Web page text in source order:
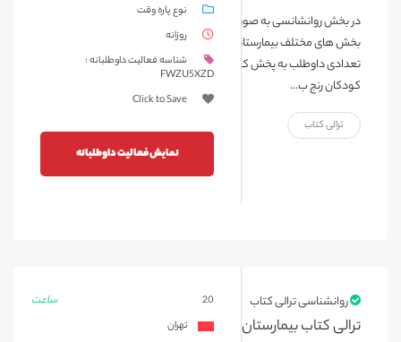
در بخش روانشانسی به صورت هفتگی و در روزهای خاص، ترالی کتاب در
بخش های مختلف بیمارستان که اجازه ورود به آنها وجود دارد، همراه با
تعدادی داوطلب به پخش کتاب برای کودکان می پردازیم، تا ساعاتی
کودکان رنج ب...
ترالی کتاب
نوع پاره وقت
روزانه
شناسه فعالیت داوطلبانه :
FWZU5XZD
Click to Save
نمایش فعالیت داوطلبانه
روانشناسی ترالی کتاب
ترالی کتاب بیمارستان محک
ساعت
20
تهران